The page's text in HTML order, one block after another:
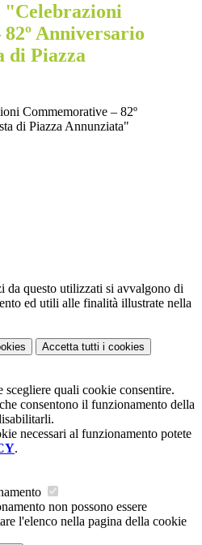
"Celebrazioni
Anniversario
di Piazza
Commemorative – 82º
di Piazza Annunziata"
da questo utilizzati si avvalgono di
ed utili alle finalità illustrate nella
Accetta tutti i cookies
scegliere quali cookie consentire.
consentono il funzionamento della
necessari al funzionamento potete
.
non possono essere
l'elenco nella pagina della cookie